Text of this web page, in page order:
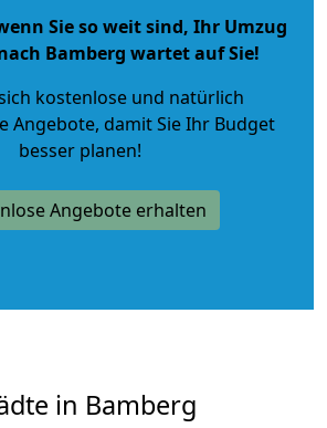
Sie so weit sind, Ihr Umzug
Bamberg wartet auf Sie!
kostenlose und natürlich
Angebote, damit Sie Ihr Budget
besser planen!
Angebote erhalten
in Bamberg